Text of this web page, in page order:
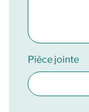
Pièce jointe